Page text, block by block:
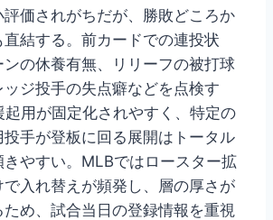
価されがちだが、勝敗どころか
直結する。前カードでの連投状
の休養有無、リリーフの被打球
ジ投手の失点癖などを点検す
起用が固定化されやすく、特定の
投手が登板に回る展開はトータル
やすい。MLBではロースター拡
入れ替えが頻発し、層の厚さが
め、試合当日の登録情報を重視